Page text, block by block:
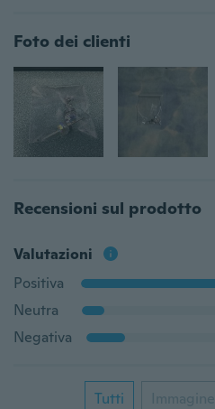
Foto dei clienti
Recensioni sul prodotto
Valutazioni
Positiva
Neutra
Negativa
Tutti Immagine